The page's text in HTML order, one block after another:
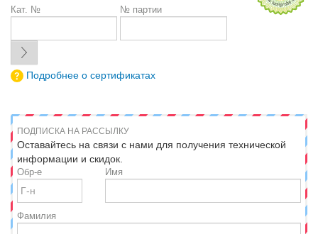
Кат. № № партии
Подробнее о сертификатах
ПОДПИСКА НА РАССЫЛКУ
Оставайтесь на связи с нами для получения технической
информации и скидок.
Обр-е Имя
Фамилия